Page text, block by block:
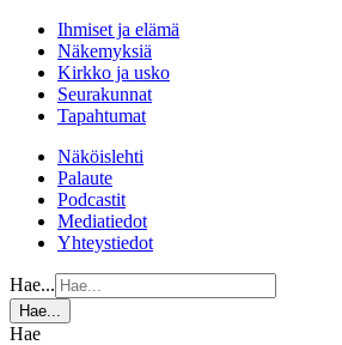
Ihmiset ja elämä
Näkemyksiä
Kirkko ja usko
Seurakunnat
Tapahtumat
Näköislehti
Palaute
Podcastit
Mediatiedot
Yhteystiedot
Hae...
Hae...
Hae